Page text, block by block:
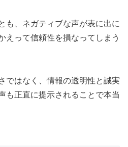
も、ネガティブな声が表に出に
えって信頼性を損なってしまう
ではなく、情報の透明性と誠実
も正直に提示されることで本当